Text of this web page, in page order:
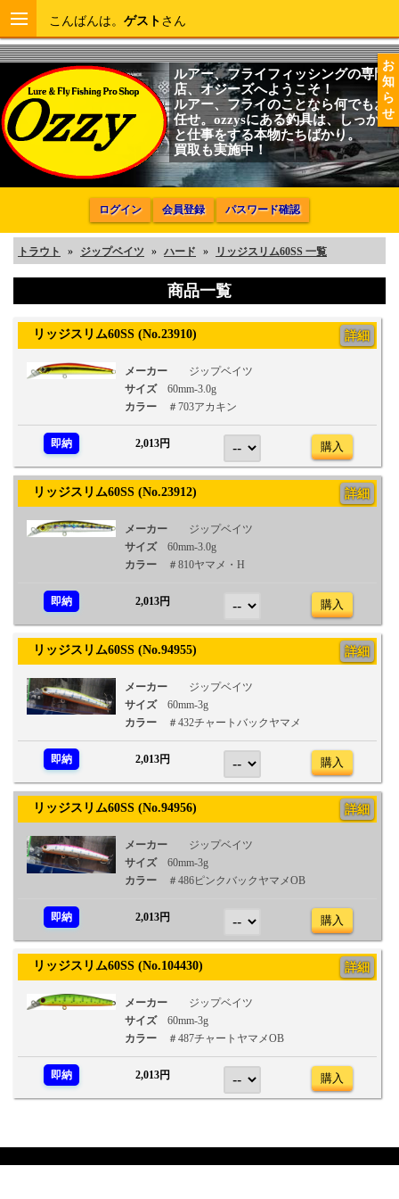
お
知
ら
せ
こんばんは。 ゲスト さん
ルアー、フライフィッシングの専門
店、オジーズへようこそ！
ルアー、フライのことなら何でもお
任せ。ozzysにある釣具は、しっかり
と仕事をする本物たちばかり。
買取も実施中！
ログイン 会員登録 パスワード確認
トラウト » ジップベイツ » ハード » リッジスリム60SS 一覧
商品一覧
リッジスリム60SS (No.23910) 詳細
メーカー
ジップベイツ
サイズ
60mm-3.0g
カラー
＃703アカキン
即納 2,013円 購入
リッジスリム60SS (No.23912) 詳細
メーカー
ジップベイツ
サイズ
60mm-3.0g
カラー
＃810ヤマメ・H
即納 2,013円 購入
リッジスリム60SS (No.94955) 詳細
メーカー
ジップベイツ
サイズ
60mm-3g
カラー
＃432チャートバックヤマメ
即納 2,013円 購入
リッジスリム60SS (No.94956) 詳細
メーカー
ジップベイツ
サイズ
60mm-3g
カラー
＃486ピンクバックヤマメOB
即納 2,013円 購入
リッジスリム60SS (No.104430) 詳細
メーカー
ジップベイツ
サイズ
60mm-3g
カラー
＃487チャートヤマメOB
即納 2,013円 購入